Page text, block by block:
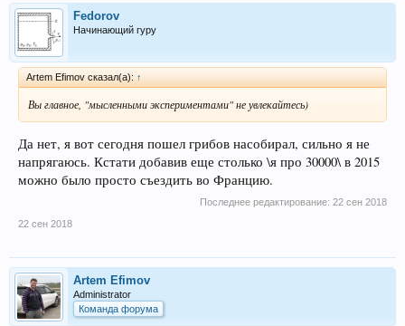
Fedorov
Начинающий гуру
Artem Efimov сказал(а): ↑
Вы главное, "мысленными экспериментами" не увлекайтесь)
Да нет, я вот сегодня пошел грибов насобирал, сильно я не
напрягаюсь. Кстати добавив еще столько \я про 30000\ в 2015
можно было просто съездить во Францию.
Последнее редактирование: 22 сен 2018
22 сен 2018
Artem Efimov
Administrator
Команда форума